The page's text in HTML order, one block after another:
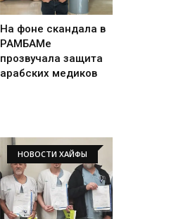
На фоне скандала в
РАМБАМе
прозвучала защита
арабских медиков
НОВОСТИ ХАЙФЫ